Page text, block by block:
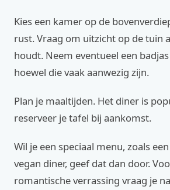
Kies een kamer op de
rust. Vraag om uitzicht op de tuin
houdt. Neem eventueel een
hoewel die vaak aanwezig zijn.
Plan je maaltijden. Het diner is
reserveer je tafel bij aankomst.
Wil je een speciaal menu, zoals
vegan diner, geef dat dan door.
romantische verrassing vraag je